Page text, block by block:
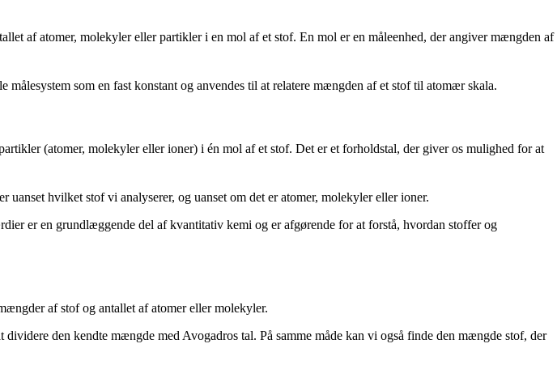
af atomer, molekyler eller partikler i en mol af et stof. En mol er en måleenhed, der angiver mængden af
målesystem som en fast konstant og anvendes til at relatere mængden af et stof til atomær skala.
(atomer, molekyler eller ioner) i én mol af et stof. Det er et forholdstal, der giver os mulighed for at
uanset hvilket stof vi analyserer, og uanset om det er atomer, molekyler eller ioner.
er en grundlæggende del af kvantitativ kemi og er afgørende for at forstå, hvordan stoffer og
af stof og antallet af atomer eller molekyler.
den kendte mængde med Avogadros tal. På samme måde kan vi også finde den mængde stof, der